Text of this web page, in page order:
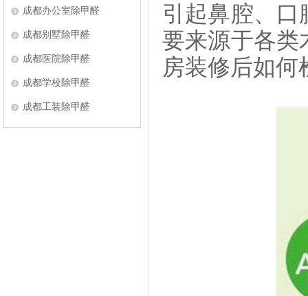
成都办公室除甲醛
成都别墅除甲醛
成都医院除甲醛
成都学校除甲醛
成都工装除甲醛
引起鼻腔、
要来源于各类
房装修后如何